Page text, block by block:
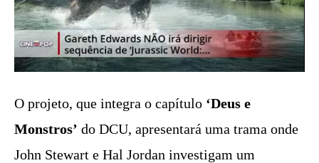
O projeto, que integra o capítulo ‘Deus e
Monstros’ do DCU, apresentará uma trama onde
John Stewart e Hal Jordan investigam um